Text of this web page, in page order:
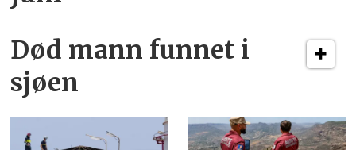
Død mann funnet i
sjøen